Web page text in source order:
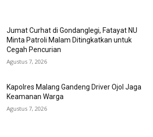
Jumat Curhat di Gondanglegi, Fatayat NU
Minta Patroli Malam Ditingkatkan untuk
Cegah Pencurian
Agustus 7, 2026
Kapolres Malang Gandeng Driver Ojol Jaga
Keamanan Warga
Agustus 7, 2026